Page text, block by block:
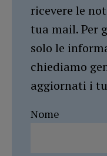
ricevere le
tua mail. Per
solo le
chiediamo
aggiornati i
Nome